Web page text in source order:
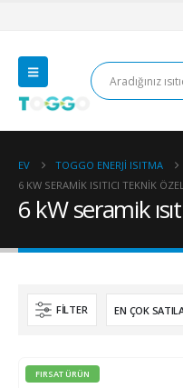
EV TOGGO ENERJI ISITMA
6 KW SERAMIK ISITICI TEKNIK
6 kW seramik
FILTER
FIRSAT ÜRÜN